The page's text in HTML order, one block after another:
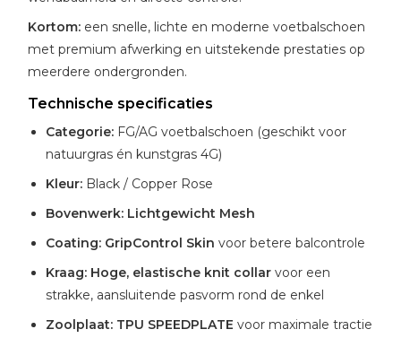
Kortom: een snelle, lichte en moderne voetbalschoen
met premium afwerking en uitstekende prestaties op
meerdere ondergronden.
Technische specificaties
Categorie: FG/AG voetbalschoen (geschikt voor
natuurgras én kunstgras 4G)
Kleur: Black / Copper Rose
Bovenwerk: Lichtgewicht Mesh
Coating: GripControl Skin voor betere balcontrole
Kraag: Hoge, elastische knit collar voor een
strakke, aansluitende pasvorm rond de enkel
Zoolplaat: TPU SPEEDPLATE voor maximale tractie